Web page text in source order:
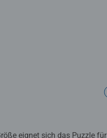
eignet sich das Puzzle für